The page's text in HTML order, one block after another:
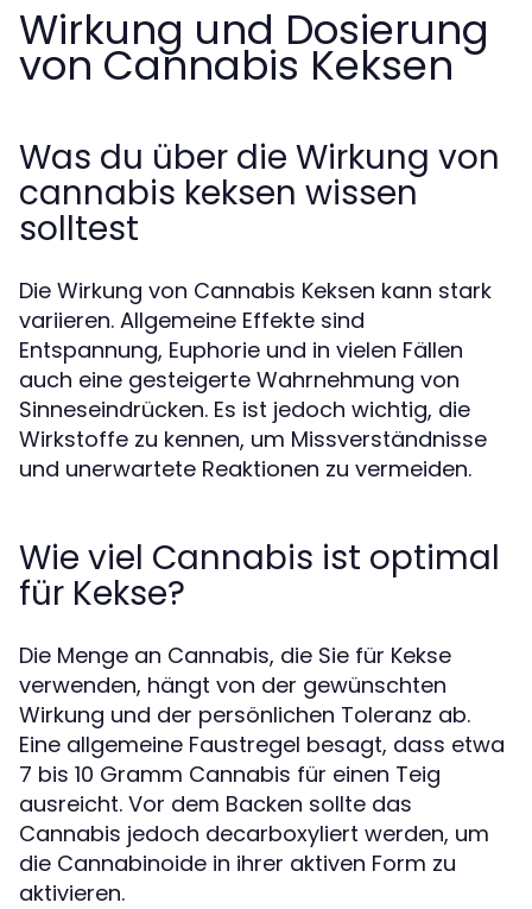
Wirkung und Dosierung
von Cannabis Keksen
Was du über die Wirkung von
cannabis keksen wissen
solltest
Die Wirkung von Cannabis Keksen kann stark
variieren. Allgemeine Effekte sind
Entspannung, Euphorie und in vielen Fällen
auch eine gesteigerte Wahrnehmung von
Sinneseindrücken. Es ist jedoch wichtig, die
Wirkstoffe zu kennen, um Missverständnisse
und unerwartete Reaktionen zu vermeiden.
Wie viel Cannabis ist optimal
für Kekse?
Die Menge an Cannabis, die Sie für Kekse
verwenden, hängt von der gewünschten
Wirkung und der persönlichen Toleranz ab.
Eine allgemeine Faustregel besagt, dass etwa
7 bis 10 Gramm Cannabis für einen Teig
ausreicht. Vor dem Backen sollte das
Cannabis jedoch decarboxyliert werden, um
die Cannabinoide in ihrer aktiven Form zu
aktivieren.